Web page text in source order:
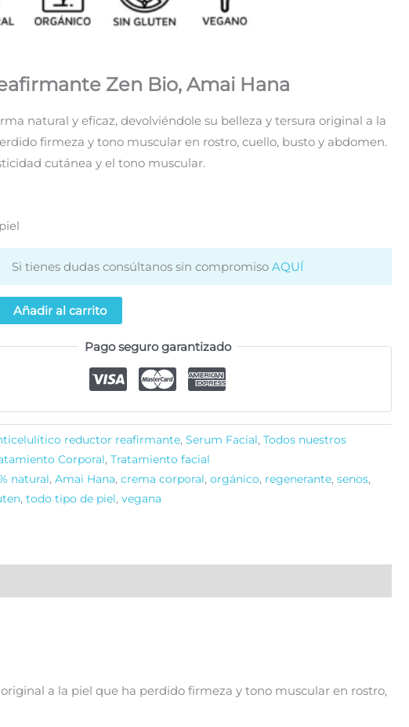
Zen Bio, Amai Hana
natural y eficaz, devolviéndole su belleza y tersura original a la
firmeza y tono muscular en rostro, cuello, busto y abdomen.
cutánea y el tono muscular.
Si tienes dudas consúltanos sin compromiso AQUÍ
Añadir al carrito
Pago seguro garantizado
reductor reafirmante, Serum Facial, Todos nuestros
Corporal, Tratamiento facial
natural, Amai Hana, crema corporal, orgánico, regenerante, senos,
, todo tipo de piel, vegana
a la piel que ha perdido firmeza y tono muscular en rostro,